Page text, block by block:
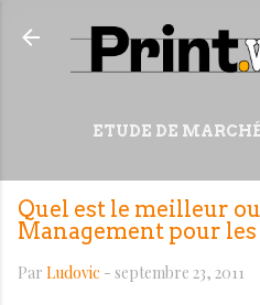
ETUDE DE
PLUS…
Quel est le meilleur
Management pour
Par Ludovic - septembre 23, 2011